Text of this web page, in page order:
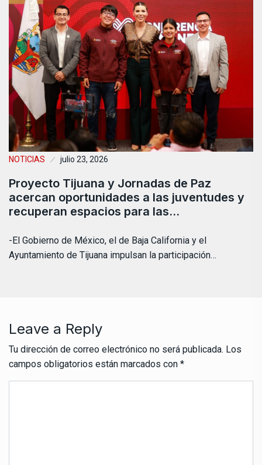
NOTICIAS julio 23, 2026
Proyecto Tijuana y Jornadas de Paz
acercan oportunidades a las juventudes y
recuperan espacios para las…
-El Gobierno de México, el de Baja California y el
Ayuntamiento de Tijuana impulsan la participación…
Leave a Reply
Tu dirección de correo electrónico no será publicada. Los
campos obligatorios están marcados con *